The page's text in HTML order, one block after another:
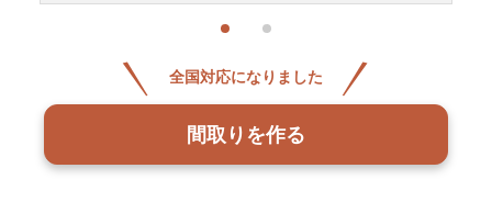
全国対応になりました
間取りを作る